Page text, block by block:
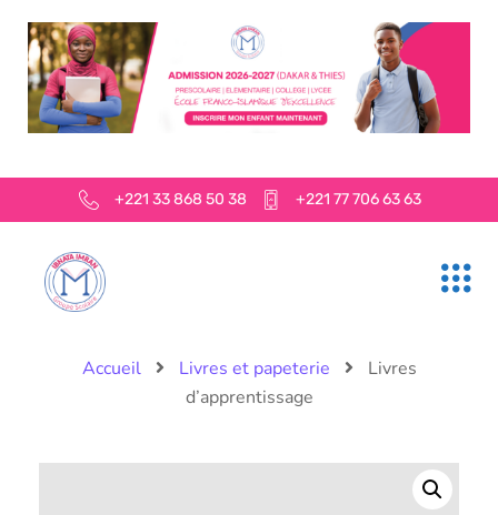
+221 33 868 50 38 +221 77 706 63 63
Accueil Livres et papeterie
Livres
d’apprentissage